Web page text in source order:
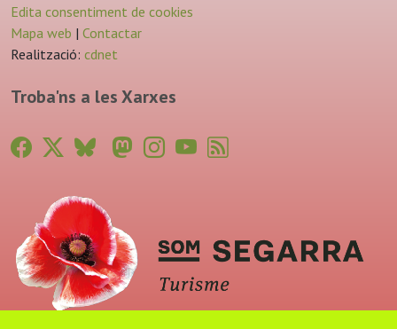
Edita consentiment de cookies
Mapa web | Contactar
Realització: cdnet
Troba'ns a les Xarxes